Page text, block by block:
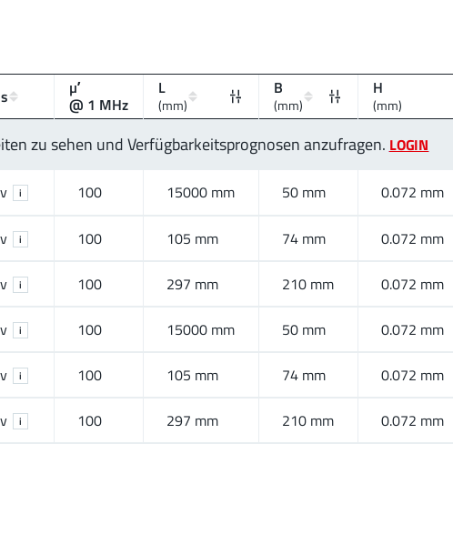
zu sehen und Verfügbarkeitsprognosen anzufragen. LOGIN
µʹ
@ 1 MHz
L
(mm)
B
(mm)
H
(mm)
i 100 15000 mm 50 mm 0.072 mm
i 100 105 mm 74 mm 0.072 mm
i 100 297 mm 210 mm 0.072 mm
i 100 15000 mm 50 mm 0.072 mm
i 100 105 mm 74 mm 0.072 mm
i 100 297 mm 210 mm 0.072 mm